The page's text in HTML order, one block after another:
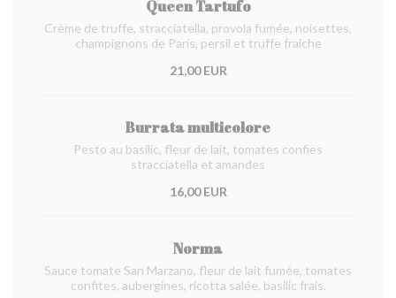
Queen Tartufo
Crème de truffe, stracciatella, provola fumée, noisettes,
champignons de Paris, persil et truffe fraiche
21,00 EUR
Burrata multicolore
Pesto au basilic, fleur de lait, tomates confies
stracciatella et amandes
16,00 EUR
Norma
Sauce tomate San Marzano, fleur de lait fumée, tomates
confites, aubergines, ricotta salée, basilic frais.